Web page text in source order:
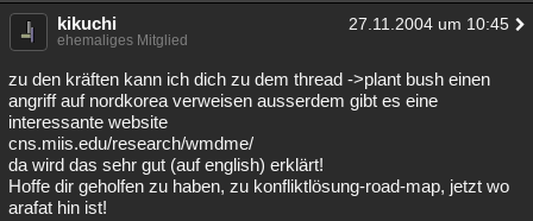
weitere Rubriken
Philosophie Träume
Astronomie Gaming Filme
Musik Clash Verbesserungen
Übersichten
Besucht
kikuchi 27.11.2004 um 10:45
ehemaliges Mitglied
zu den kräften kann ich dich zu dem thread ->plant bush einen
angriff auf nordkorea verweisen ausserdem gibt es eine
interessante website
cns.miis.edu/research/wmdme/
da wird das sehr gut (auf english) erklärt!
Hoffe dir geholfen zu haben, zu konfliktlösung-road-map, jetzt wo
arafat hin ist!